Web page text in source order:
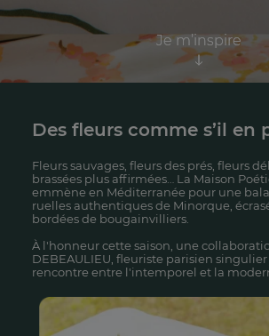
Je m’inspire
Je m’inspire
Des fleurs comme s’il en
Fleurs sauvages, fleurs des prés, fleurs
brassées plus affirmées… La Maison
emmène en Méditerranée pour une
ruelles authentiques de Minorque,
bordées de bougainvilliers.
À l'honneur cette saison, une
DEBEAULIEU, fleuriste parisien
rencontre entre l'intemporel et la